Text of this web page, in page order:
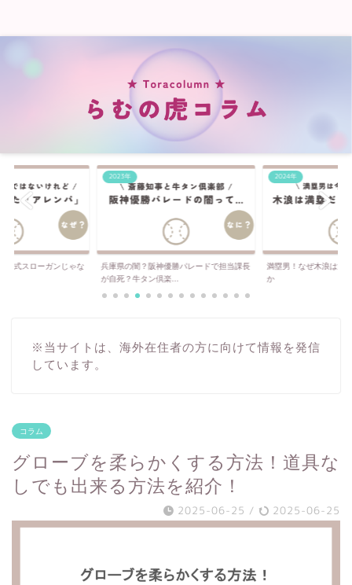
公式スローガンじゃな
2023年
兵庫県の闇？阪神優勝パレードで担当課長
が自死？牛タン倶楽...
2024年
満塁男！なぜ木浪は満
か
※当サイトは、海外在住者の方に向けて情報を発信
しています。
コラム
グローブを柔らかくする方法！道具な
しでも出来る方法を紹介！
2025-06-25 / 2025-06-25